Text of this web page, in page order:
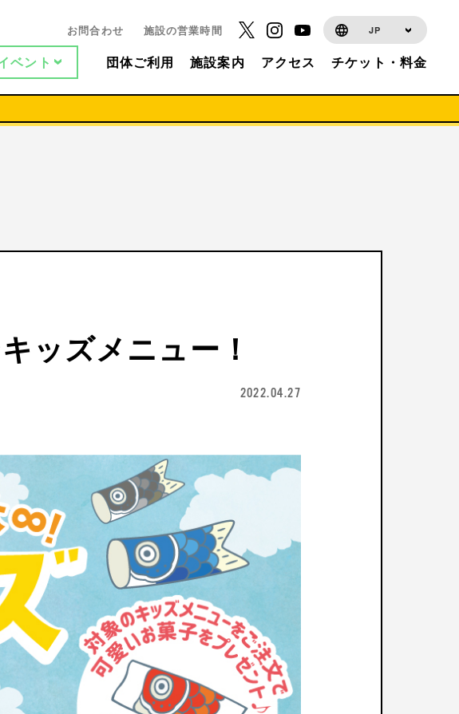
お問合わせ 施設の営業時間 JP
ベント 団体ご利用 施設案内 アクセス チケット・料金
ッズメニュー！
2022.04.27